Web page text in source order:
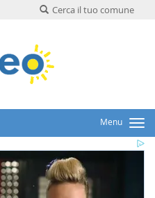
Cerca il tuo comune
Menu